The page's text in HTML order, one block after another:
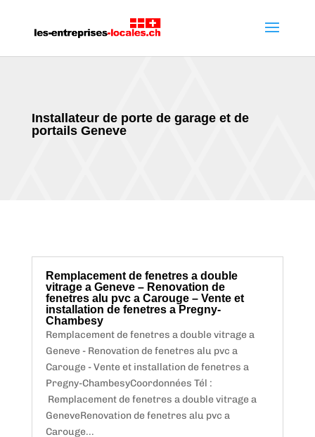
Installateur de porte de garage et de
portails Geneve
Remplacement de fenetres a double
vitrage a Geneve – Renovation de
fenetres alu pvc a Carouge – Vente et
installation de fenetres a Pregny-
Chambesy
Remplacement de fenetres a double vitrage a
Geneve - Renovation de fenetres alu pvc a
Carouge - Vente et installation de fenetres a
Pregny-ChambesyCoordonnées Tél :
Remplacement de fenetres a double vitrage a
GeneveRenovation de fenetres alu pvc a
Carouge...